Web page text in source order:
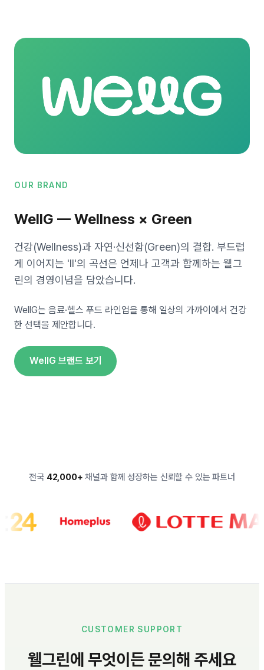
OUR BRAND
WellG — Wellness × Green
건강(Wellness)과 자연·신선함(Green)의 결합. 부드럽
게 이어지는 'll'의 곡선은 언제나 고객과 함께하는 웰그
린의 경영이념을 담았습니다.
WellG는 음료·헬스 푸드 라인업을 통해 일상의 가까이에서 건강
한 선택을 제안합니다.
WellG 브랜드 보기
전국 42,000+ 채널과 함께 성장하는 신뢰할 수 있는 파트너
CUSTOMER SUPPORT
웰그린에 무엇이든 문의해 주세요